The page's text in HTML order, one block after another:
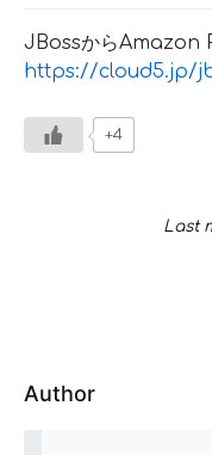
JBossからAmazon
https://cloud5.jp/
+4
Last
Author